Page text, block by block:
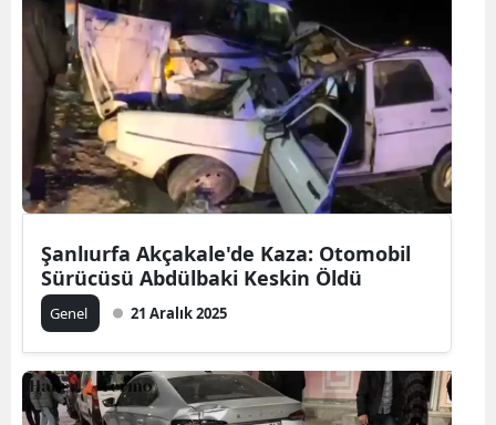
Şanlıurfa Akçakale'de Kaza: Otomobil
Sürücüsü Abdülbaki Keskin Öldü
Genel 21 Aralık 2025